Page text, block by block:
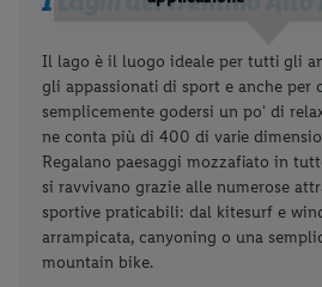
Il lago è il luogo ideale per tutti gli
gli appassionati di sport e anche per
semplicemente godersi un po' di
ne conta più di 400 di varie
Regalano paesaggi mozzafiato in
si ravvivano grazie alle numerose
sportive praticabili: dal kitesurf e
arrampicata, canyoning o una
mountain bike.